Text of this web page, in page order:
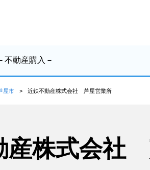
不動産購入－
屋市 近鉄不動産株式会社 芦屋営業所
産株式会社